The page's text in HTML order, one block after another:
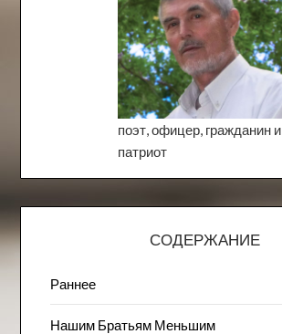
поэт, офицер, гражданин и
патриот
СОДЕРЖАНИЕ
Раннее
Нашим Братьям Меньшим